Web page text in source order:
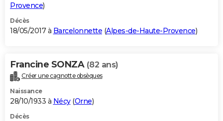
Provence)
Décès
18/05/2017 à Barcelonnette (Alpes-de-Haute-Provence)
Francine SONZA (82 ans)
Créer une cagnotte obsèques
Naissance
28/10/1933 à Nécy(Orne)
Décès